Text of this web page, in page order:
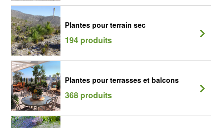
Plantes pour terrain sec
194 produits
Plantes pour terrasses et balcons
368 produits